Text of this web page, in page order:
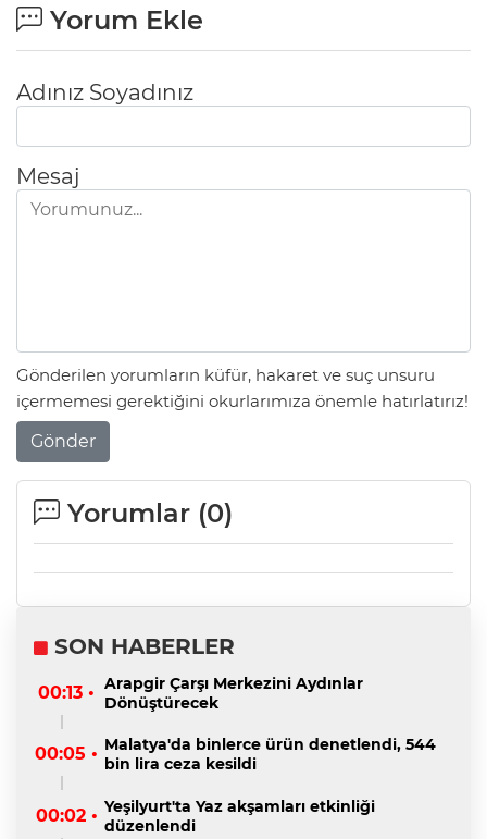
Yorum Ekle
Adınız Soyadınız
Mesaj
Gönderilen yorumların küfür, hakaret ve suç unsuru
içermemesi gerektiğini okurlarımıza önemle hatırlatırız!
Gönder
Yorumlar (0)
SON HABERLER
00:13 • Arapgir Çarşı Merkezini Aydınlar
Dönüştürecek
00:05 • Malatya'da binlerce ürün denetlendi, 544
bin lira ceza kesildi
00:02 • Yeşilyurt'ta Yaz akşamları etkinliği
düzenlendi